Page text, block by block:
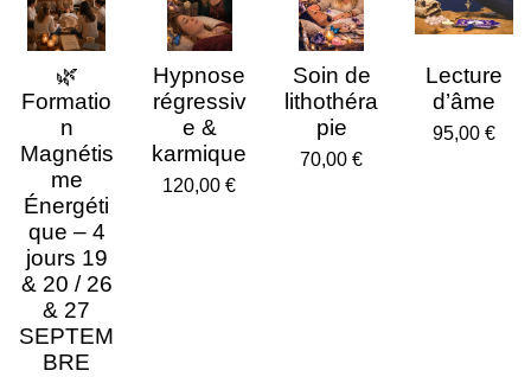
🌿
Formatio
n
Magnétis
me
Énergéti
que – 4
jours 19
& 20 / 26
& 27
SEPTEM
BRE
Hypnose
régressiv
e &
karmique
120,00 €
Soin de
lithothéra
pie
70,00 €
Lecture
d’âme
95,00 €